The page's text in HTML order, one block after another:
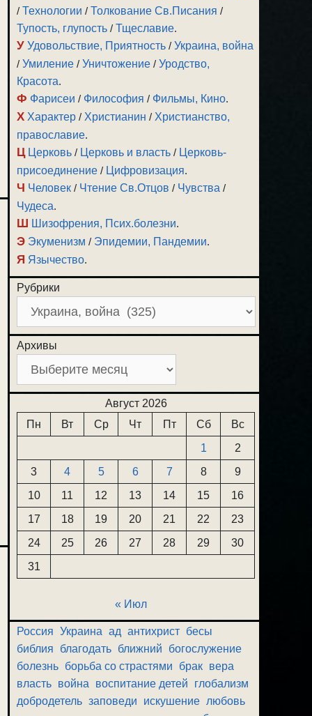
/Технологии /Толкование Св.Писания /
Тупость, глупость /Тщеславие.
У Удовольствие, Приятность /Украина, война
/Умиление /Уничтожение /Уродство,
Красота.
Ф Фарисеи / Философия / Фильмы, Кино.
Х Характер / Христианин / Христианство,
православие.
Ц Церковь / Церковь и власть / Церковь-
присоединение / Цифровизация.
Ч Человек / Чтение Св.Отцов / Чувства /
Чудеса.
Ш Шизофрения, Псих.болезни.
Э Экуменизм / Эпидемии, Пандемии.
Я Язычество.
Рубрики
Архивы
Август 2026
Пн
Вт Ср Чт Пт Сб
Вс
1
2
3
4 5 6 7 8
9
10
11 12 13 14 15
16
17
18 19 20 21 22
23
24
25 26 27 28 29
30
31
« Июл
Россия Украина ад антихрист бесы
библия
благодать ближний
богослужение
болезнь борьба со страстями брак вера
власть война воспитание детей
глобализм
добродетель заповеди искушение любовь